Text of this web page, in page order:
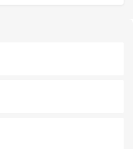
風情を楽しめる外せないスポット